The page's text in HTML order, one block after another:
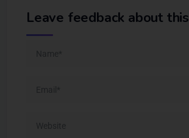
Leave feedback about this